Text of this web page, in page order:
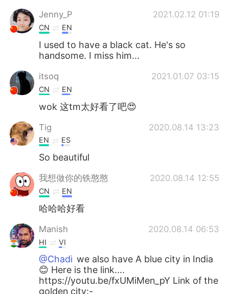
Jenny_P 2021.02.12 01:19
CN EN
I used to have a black cat. He's so
handsome. I miss him...
itsoq 2021.01.07 03:15
CN EN
wok 这tm太好看了吧😍
Tig 2020.08.14 13:23
EN ES
So beautiful
我想做你的铁憨憨 2020.08.14 12:55
CN EN
哈哈哈好看
Manish 2020.08.14 06:53
HI VI
@Chadi we also have A blue city in India
😊 Here is the link....
https://youtu.be/fxUMiMen_pY Link of the
golden city:-